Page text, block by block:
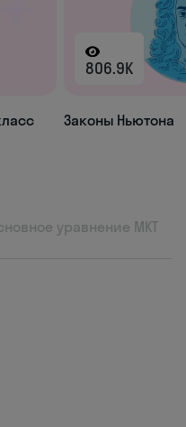
806.9K
Законы Ньютона
уравнение МКТ